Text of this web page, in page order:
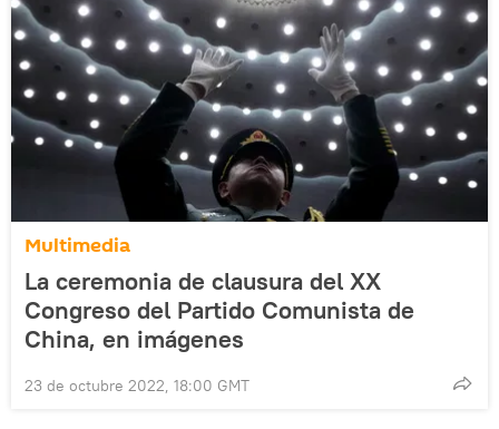
Multimedia
La ceremonia de clausura del XX
Congreso del Partido Comunista de
China, en imágenes
23 de octubre 2022, 18:00 GMT